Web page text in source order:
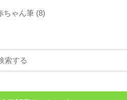
ちゃん筆 (8)